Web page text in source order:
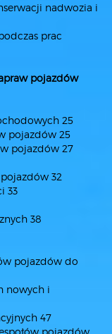
nadwozia i
prac
pojazdów
25
pojazdów 25
pojazdów 27
32
33
38
pojazdów do
nowych i
47
pojazdów